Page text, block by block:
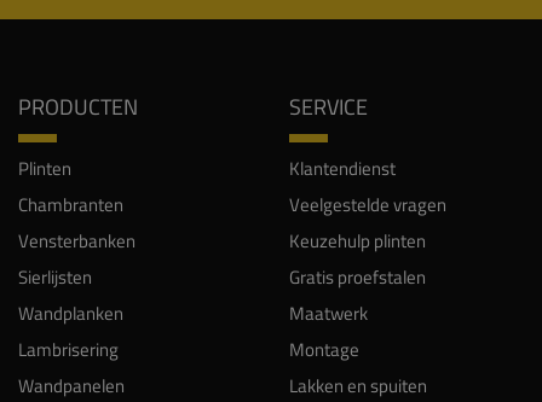
PRODUCTEN
Plinten
Chambranten
Vensterbanken
Sierlijsten
Wandplanken
Lambrisering
Wandpanelen
SERVICE
Klantendienst
Veelgestelde vragen
Keuzehulp plinten
Gratis proefstalen
Maatwerk
Montage
Lakken en spuiten